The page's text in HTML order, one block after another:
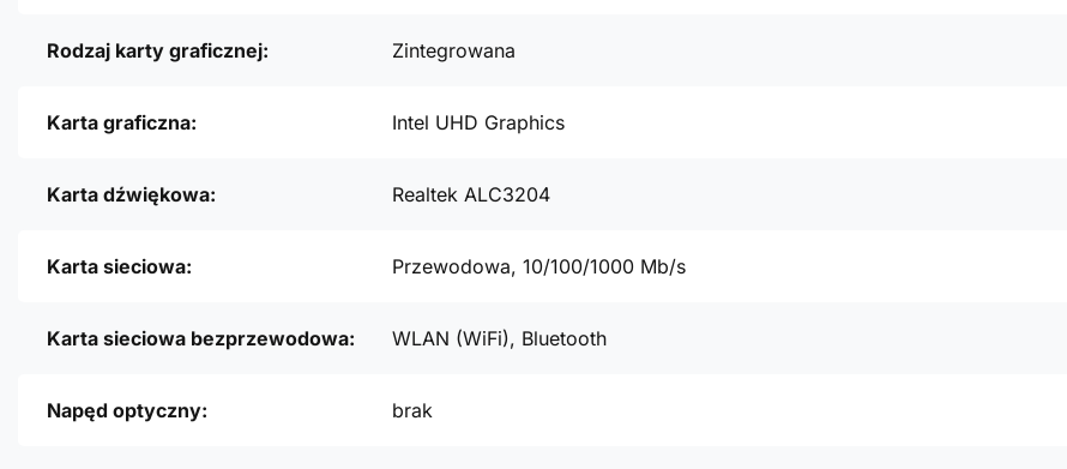
Rodzaj karty graficznej: Zintegrowana
Karta graficzna: Intel UHD Graphics
Karta dźwiękowa: Realtek ALC3204
Karta sieciowa: Przewodowa, 10/100/1000 Mb/s
Karta sieciowa bezprzewodowa: WLAN (WiFi), Bluetooth
Napęd optyczny: brak